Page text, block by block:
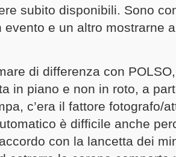
subito disponibili. Sono
evento e un altro mostrarne
di differenza con
in piano e non in roto, a
c’era il fattore fotografo/
è difficile anche
con la lancetta dei